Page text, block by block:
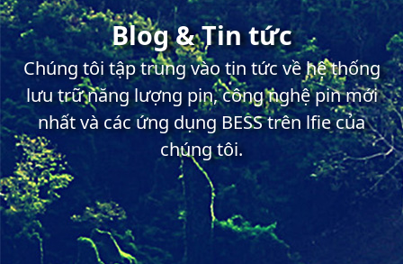
Blog & Tin tức
Chúng tôi tập trung vào tin tức về hệ thống
lưu trữ năng lượng pin, công nghệ pin mới
nhất và các ứng dụng BESS trên lfie của
chúng tôi.